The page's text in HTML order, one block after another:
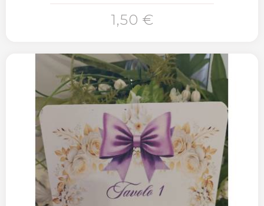
1,50 €